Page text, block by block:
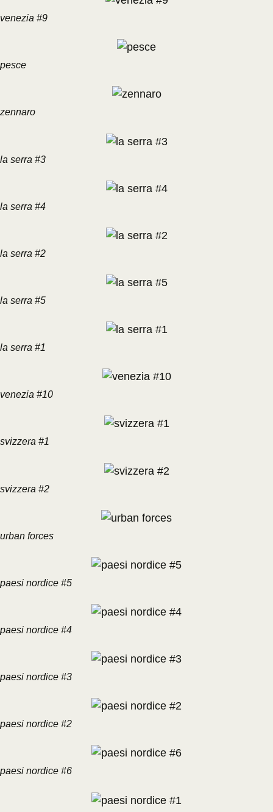
venezia #9
pesce
zennaro
la serra #3
la serra #4
la serra #2
la serra #5
la serra #1
venezia #10
svizzera #1
svizzera #2
urban forces
paesi nordice #5
paesi nordice #4
paesi nordice #3
paesi nordice #2
paesi nordice #6